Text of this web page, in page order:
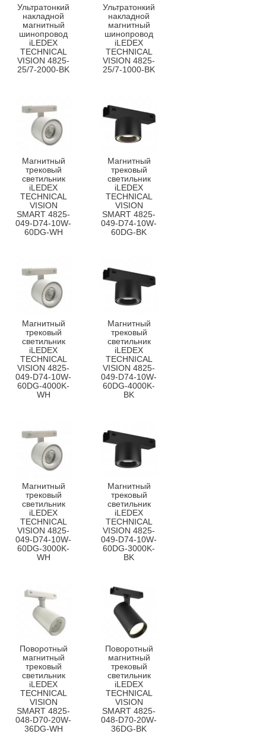
Ультратонкий
накладной
магнитный
шинопровод
iLEDEX
TECHNICAL
VISION 4825-
25/7-2000-BK
Ультратонкий
накладной
магнитный
шинопровод
iLEDEX
TECHNICAL
VISION 4825-
25/7-1000-BK
Магнитный
трековый
светильник
iLEDEX
TECHNICAL
VISION
SMART 4825-
049-D74-10W-
60DG-WH
Магнитный
трековый
светильник
iLEDEX
TECHNICAL
VISION
SMART 4825-
049-D74-10W-
60DG-BK
Магнитный
трековый
светильник
iLEDEX
TECHNICAL
VISION 4825-
049-D74-10W-
60DG-4000K-
WH
Магнитный
трековый
светильник
iLEDEX
TECHNICAL
VISION 4825-
049-D74-10W-
60DG-4000K-
BK
Магнитный
трековый
светильник
iLEDEX
TECHNICAL
VISION 4825-
049-D74-10W-
60DG-3000K-
WH
Магнитный
трековый
светильник
iLEDEX
TECHNICAL
VISION 4825-
049-D74-10W-
60DG-3000K-
BK
Поворотный
магнитный
трековый
светильник
iLEDEX
TECHNICAL
VISION
SMART 4825-
048-D70-20W-
36DG-WH
Поворотный
магнитный
трековый
светильник
iLEDEX
TECHNICAL
VISION
SMART 4825-
048-D70-20W-
36DG-BK